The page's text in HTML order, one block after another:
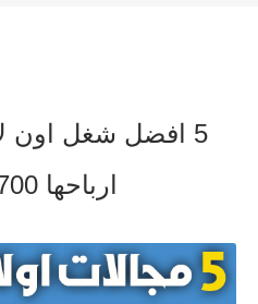
5 افضل شغل اون
ارباحها 700$ شهرياً